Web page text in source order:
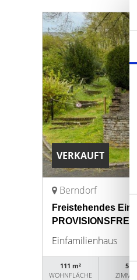
VERKAUFT
Berndorf
Freistehendes
PROVISIONSFREI
Einfamilienhaus
111 m²
WOHNFLÄCHE
5
ZIMMER